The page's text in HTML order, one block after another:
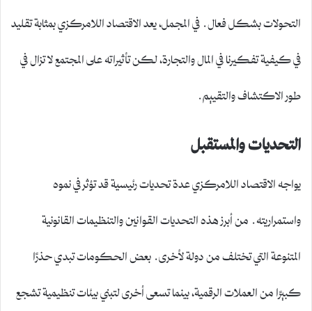
التحولات بشكل فعال. في المجمل، يعد الاقتصاد اللامركزي بمثابة تقليد
في كيفية تفكيرنا في المال والتجارة، لكن تأثيراته على المجتمع لا تزال في
طور الاكتشاف والتقييم.
التحديات والمستقبل
يواجه الاقتصاد اللامركزي عدة تحديات رئيسية قد تؤثر في نموه
واستمراريته. من أبرز هذه التحديات القوانين والتنظيمات القانونية
المتنوعة التي تختلف من دولة لأخرى. بعض الحكومات تبدي حذرًا
كبيرًا من العملات الرقمية، بينما تسعى أخرى لتبني بيئات تنظيمية تشجع